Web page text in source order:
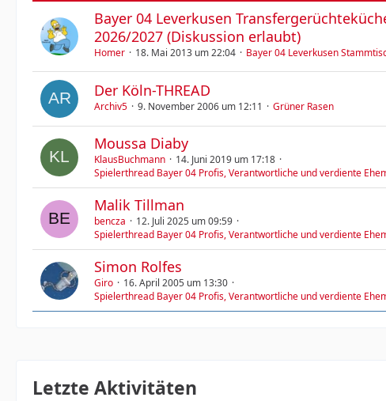
Bayer 04 Leverkusen
2026/2027 (Diskussion erlaubt)
Homer 18. Mai 2013 um 22:04 Bayer 04 Leverkusen
Der Köln-THREAD
Archiv5 9. November 2006 um 12:11 Grüner Rasen
Moussa Diaby
KlausBuchmann
14. Juni 2019 um 17:18
Spielerthread Bayer 04 Profis, Verantwortliche und verdiente
Malik Tillman
bencza
12. Juli 2025 um 09:59
Spielerthread Bayer 04 Profis, Verantwortliche und verdiente
Simon Rolfes
Giro
16. April 2005 um 13:30
Spielerthread Bayer 04 Profis, Verantwortliche und verdiente
Letzte Aktivitäten